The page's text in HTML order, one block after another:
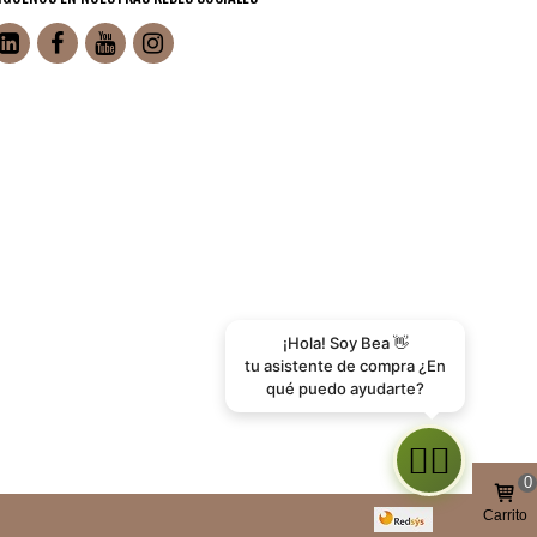
👩‍⚕️
¡Hola! Soy Bea 👋
tu asistente de compra ¿En
qué puedo ayudarte?
Carrito
0